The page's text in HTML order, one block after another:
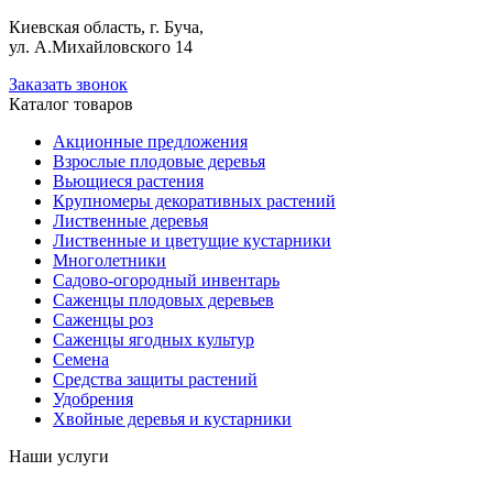
Киевская область, г. Буча,
ул. А.Михайловского 14
Заказать звонок
Каталог товаров
Акционные предложения
Взрослые плодовые деревья
Вьющиеся растения
Крупномеры декоративных растений
Лиственные деревья
Лиственные и цветущие кустарники
Многолетники
Садово-огородный инвентарь
Саженцы плодовых деревьев
Саженцы роз
Саженцы ягодных культур
Семена
Средства защиты растений
Удобрения
Хвойные деревья и кустарники
Наши услуги